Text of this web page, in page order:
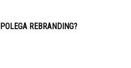
REBRANDING?